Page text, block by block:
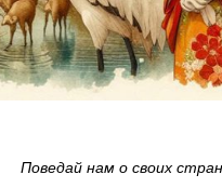
Поведай нам о своих